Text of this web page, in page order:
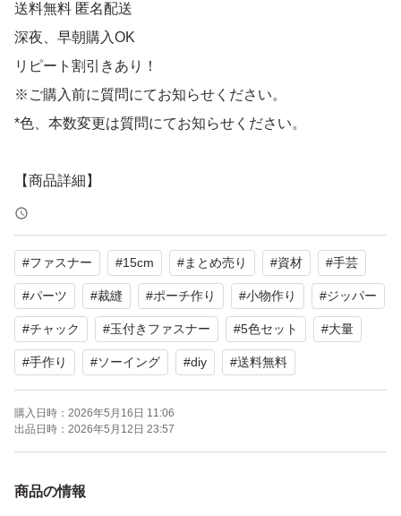
送料無料 匿名配送
深夜、早朝購入OK
リピート割引きあり！
※ご購入前に質問にてお知らせください。
*色、本数変更は質問にてお知らせください。
【商品詳細】
ハンドメイドに便利な15cmファスナーの50本セットで
す。
ポーチや小物作りに最適な、使いやすい15cmサイズの玉
付きファスナーです。定番の5色セットですので、作品に
合わせて使い分けいただけます。
サイズ：15cm
数量：計50本（5色 × 各10本）
いめ、ブラック
#ファスナー #15cm #まとめ売り #資材 #手芸
#パーツ #裁縫 #ポーチ作り #小物作り #ジッパー
#チャック #玉付きファスナー #5色セット #大量
#手作り #ソーイング #diy #送料無料
購入日時： 2026年5月16日 11:06
出品日時： 2026年5月12日 23:57
商品の情報